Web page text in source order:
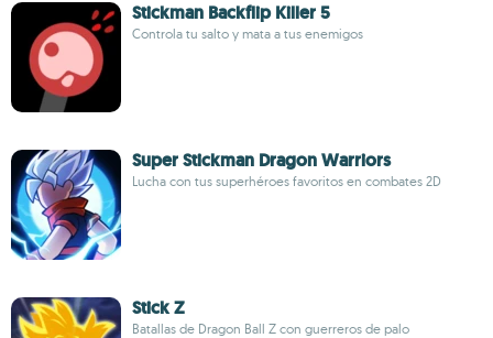
Stickman Backflip Killer 5
Controla tu salto y mata a tus enemigos
Super Stickman Dragon Warriors
Lucha con tus superhéroes favoritos en combates 2D
Stick Z
Batallas de Dragon Ball Z con guerreros de palo